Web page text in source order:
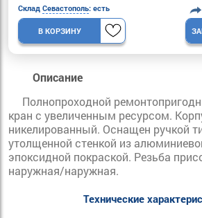
Склад Севастополь: есть
В КОРЗИНУ
Описание
Полнопроходной
кран с увеличенным ресурсом.
никелированный. Оснащен ручкой
утолщенной стенкой из
эпоксидной покраской. Резьба
наружная/наружная.
Технические